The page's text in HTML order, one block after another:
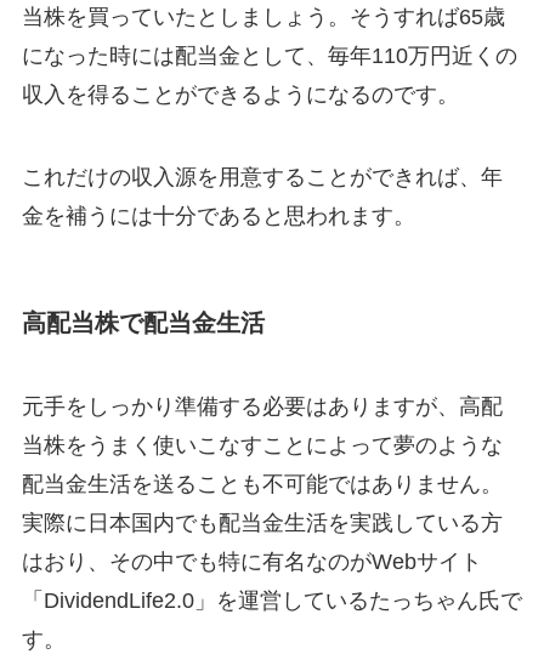
当株を買っていたとしましょう。そうすれば65歳
になった時には配当金として、毎年110万円近くの
収入を得ることができるようになるのです。
これだけの収入源を用意することができれば、年
金を補うには十分であると思われます。
高配当株で配当金生活
元手をしっかり準備する必要はありますが、高配
当株をうまく使いこなすことによって夢のような
配当金生活を送ることも不可能ではありません。
実際に日本国内でも配当金生活を実践している方
はおり、その中でも特に有名なのがWebサイト
「DividendLife2.0」を運営しているたっちゃん氏で
す。